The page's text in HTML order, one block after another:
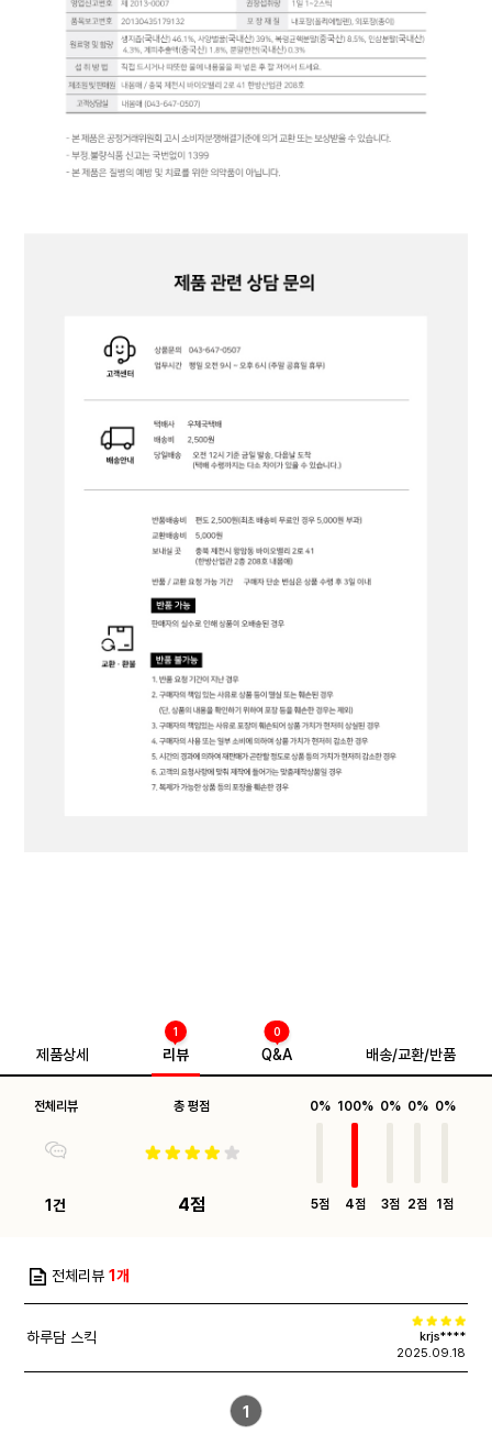
제품상세 리뷰
1
Q&A
0
배송/교환/반품
전체리뷰
1건
총 평점
4점
0%
5점
100%
4점
0%
3점
0%
2점
0%
1점
전체리뷰1개
하루담 스킥
krjs****
2025.09.18
1